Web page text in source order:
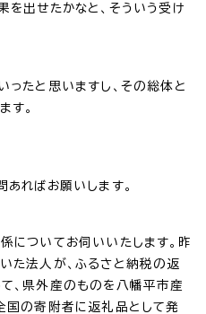
を出せたかなと、そういう受け
たと思いますし、その総体と
す。
ればお願いします。
についてお伺いいたします。昨
た法人が、ふるさと納税の返
、県外産のものを八幡平市産
国の寄附者に返礼品として発